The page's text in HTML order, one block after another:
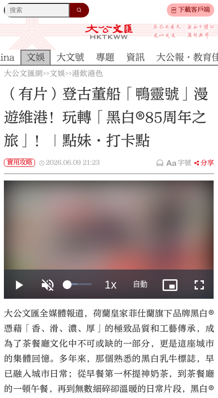
下載客戶端
大公文匯
文娛 大文號 專題 資訊 大公報·教育
大公文匯網>>文娛>>港飲港色
（有片）登古董船「鴨靈號」漫
遊維港！玩轉「黑白®85周年之
旅」！｜點妹•打卡點
實用攻略 2026.06.09 21:23 字號 分享
大公文匯全媒體報道，荷蘭皇家菲仕蘭旗下品牌黑白®
憑藉「香、滑、濃、厚」的極致品質和工藝傳承，成
為了茶餐廳文化中不可或缺的一部分，更是這座城市
的集體回憶。多年來，那個熟悉的黑白乳牛標誌，早
已融入城市日常；從早餐第一杯提神奶茶，到茶餐廳
的一頓午餐，再到無數細碎卻溫暖的日常片段，黑白®